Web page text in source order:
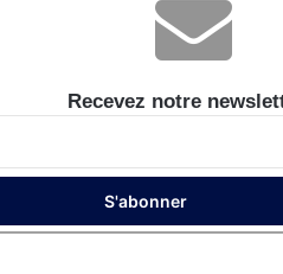
Recevez notre